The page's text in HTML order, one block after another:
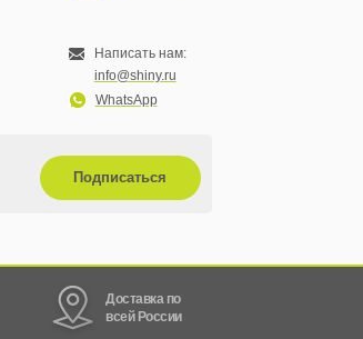
Написать нам:
info@shiny.ru
WhatsApp
Подписаться
Доставка по
всей России